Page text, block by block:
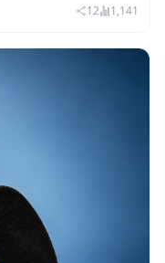
12 1,141